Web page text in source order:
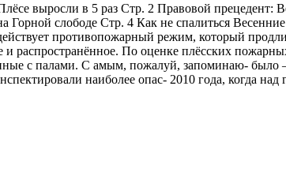
выросли в 5 раз Стр. 2 Правовой прецедент:
Горной слободе Стр. 4 Как не спалиться
противопожарный режим, который
распространённое. По оценке плёсских
с палами. С амым, пожалуй, запоминаю-
наиболее опас- 2010 года, когда